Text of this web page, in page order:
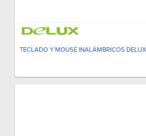
TECLADO Y MOUSE INALÁMBRICOS